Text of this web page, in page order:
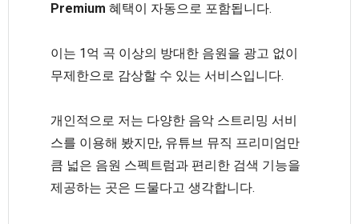
Premium 혜택이 자동으로 포함됩니다.
이는 1억 곡 이상의 방대한 음원을 광고 없이
무제한으로 감상할 수 있는 서비스입니다.
개인적으로 저는 다양한 음악 스트리밍 서비
스를 이용해 봤지만, 유튜브 뮤직 프리미엄만
큼 넓은 음원 스펙트럼과 편리한 검색 기능을
제공하는 곳은 드물다고 생각합니다.